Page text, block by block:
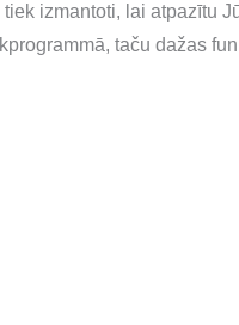
izmantoti, lai atpazītu
taču dažas